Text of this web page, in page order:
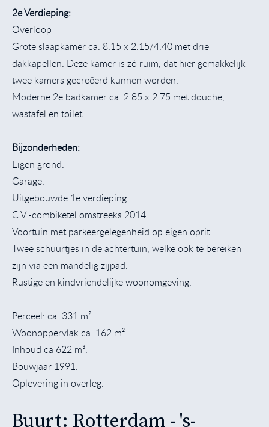
2e Verdieping:
Overloop
Grote slaapkamer ca. 8.15 x 2.15/4.40 met drie
dakkapellen. Deze kamer is zó ruim, dat hier gemakkelijk
twee kamers gecreëerd kunnen worden.
Moderne 2e badkamer ca. 2.85 x 2.75 met douche,
wastafel en toilet.
Bijzonderheden:
Eigen grond.
Garage.
Uitgebouwde 1e verdieping.
C.V.-combiketel omstreeks 2014.
Voortuin met parkeergelegenheid op eigen oprit.
Twee schuurtjes in de achtertuin, welke ook te bereiken
zijn via een mandelig zijpad.
Rustige en kindvriendelijke woonomgeving.
Perceel: ca. 331 m².
Woonoppervlak ca. 162 m².
Inhoud ca 622 m³.
Bouwjaar 1991.
Oplevering in overleg.
Buurt: Rotterdam - 's-